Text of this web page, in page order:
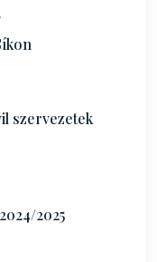
szervezetek
2025